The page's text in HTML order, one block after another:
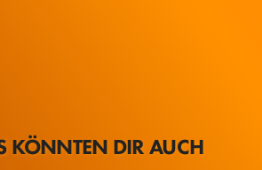
KÖNNTEN DIR AUCH